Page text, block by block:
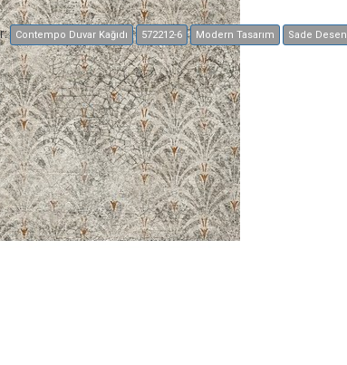
Contempo Duvar Kağıdı 572212-6 Modern Tasarım Sade Desen